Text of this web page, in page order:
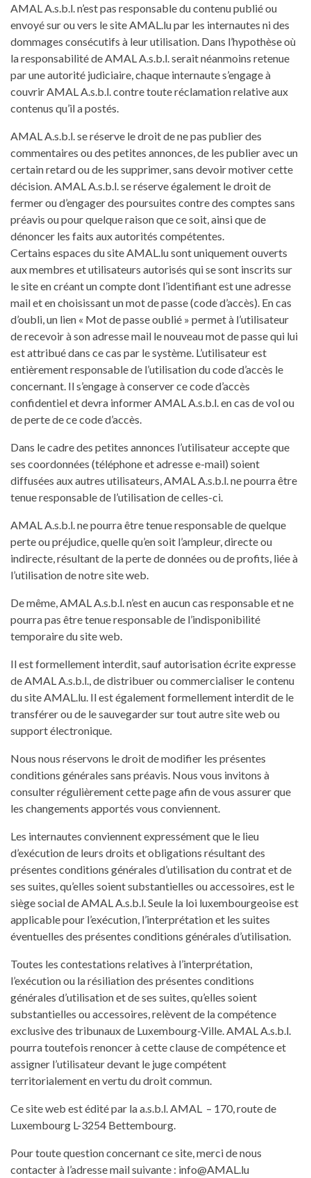
AMAL A.s.b.l. n’est pas responsable du contenu publié ou
envoyé sur ou vers le site AMAL.lu par les internautes ni des
dommages consécutifs à leur utilisation. Dans l’hypothèse où
la responsabilité de AMAL A.s.b.l. serait néanmoins retenue
par une autorité judiciaire, chaque internaute s’engage à
couvrir AMAL A.s.b.l. contre toute réclamation relative aux
contenus qu’il a postés.
AMAL A.s.b.l. se réserve le droit de ne pas publier des
commentaires ou des petites annonces, de les publier avec un
certain retard ou de les supprimer, sans devoir motiver cette
décision. AMAL A.s.b.l. se réserve également le droit de
fermer ou d’engager des poursuites contre des comptes sans
préavis ou pour quelque raison que ce soit, ainsi que de
dénoncer les faits aux autorités compétentes.
Certains espaces du site AMAL.lu sont uniquement ouverts
aux membres et utilisateurs autorisés qui se sont inscrits sur
le site en créant un compte dont l’identifiant est une adresse
mail et en choisissant un mot de passe (code d’accès). En cas
d’oubli, un lien « Mot de passe oublié » permet à l’utilisateur
de recevoir à son adresse mail le nouveau mot de passe qui lui
est attribué dans ce cas par le système. L’utilisateur est
entièrement responsable de l’utilisation du code d’accès le
concernant. Il s’engage à conserver ce code d’accès
confidentiel et devra informer AMAL A.s.b.l. en cas de vol ou
de perte de ce code d’accès.
Dans le cadre des petites annonces l’utilisateur accepte que
ses coordonnées (téléphone et adresse e-mail) soient
diffusées aux autres utilisateurs, AMAL A.s.b.l. ne pourra être
tenue responsable de l’utilisation de celles-ci.
AMAL A.s.b.l. ne pourra être tenue responsable de quelque
perte ou préjudice, quelle qu’en soit l’ampleur, directe ou
indirecte, résultant de la perte de données ou de profits, liée à
l’utilisation de notre site web.
De même, AMAL A.s.b.l. n’est en aucun cas responsable et ne
pourra pas être tenue responsable de l’indisponibilité
temporaire du site web.
Il est formellement interdit, sauf autorisation écrite expresse
de AMAL A.s.b.l., de distribuer ou commercialiser le contenu
du site AMAL.lu. Il est également formellement interdit de le
transférer ou de le sauvegarder sur tout autre site web ou
support électronique.
Nous nous réservons le droit de modifier les présentes
conditions générales sans préavis. Nous vous invitons à
consulter régulièrement cette page afin de vous assurer que
les changements apportés vous conviennent.
Les internautes conviennent expressément que le lieu
d’exécution de leurs droits et obligations résultant des
présentes conditions générales d’utilisation du contrat et de
ses suites, qu’elles soient substantielles ou accessoires, est le
siège social de AMAL A.s.b.l. Seule la loi luxembourgeoise est
applicable pour l’exécution, l’interprétation et les suites
éventuelles des présentes conditions générales d’utilisation.
Toutes les contestations relatives à l’interprétation,
l’exécution ou la résiliation des présentes conditions
générales d’utilisation et de ses suites, qu’elles soient
substantielles ou accessoires, relèvent de la compétence
exclusive des tribunaux de Luxembourg-Ville. AMAL A.s.b.l.
pourra toutefois renoncer à cette clause de compétence et
assigner l’utilisateur devant le juge compétent
territorialement en vertu du droit commun.
Ce site web est édité par la a.s.b.l. AMAL – 170, route de
Luxembourg L-3254 Bettembourg.
Pour toute question concernant ce site, merci de nous
contacter à l’adresse mail suivante : info@AMAL.lu